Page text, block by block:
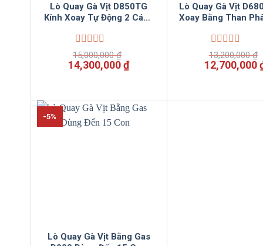
Lò Quay Gà Vịt D850TG
Kính Xoay Tự Động 2 Cánh
Phối Bởi Vinsuncom
Được
xếp
hạng
sao
15,000,000₫
Giá
gốc
14,300,000₫Giá
14,300,000 ₫.
Lò Quay Gà Vịt
Xoay Bằng Than
Được
xếp
hạng
sao
13,200,000₫
Giá
gốc
12,700,000
-5%
Lò Quay Gà Vịt Bằng Gas